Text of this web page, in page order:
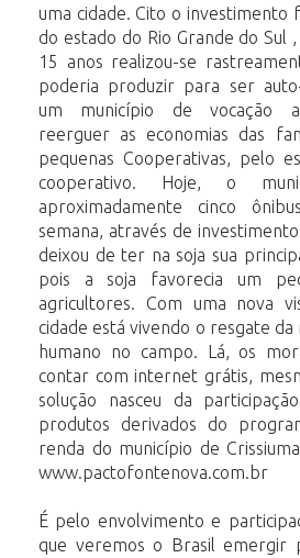
uma cidade. Cito o investimento
do estado do Rio Grande do Sul
15 anos realizou-se
poderia produzir para ser
um município de vocação
reerguer as economias das
pequenas Cooperativas, pelo
cooperativo. Hoje, o
aproximadamente cinco
semana, através de
deixou de ter na soja sua
pois a soja favorecia um
agricultores. Com uma nova
cidade está vivendo o resgate
humano no campo. Lá, os
contar com internet grátis,
solução nasceu da
produtos derivados do
renda do município de
www.pactofontenova.com.br
É pelo envolvimento e
que veremos o Brasil emergir